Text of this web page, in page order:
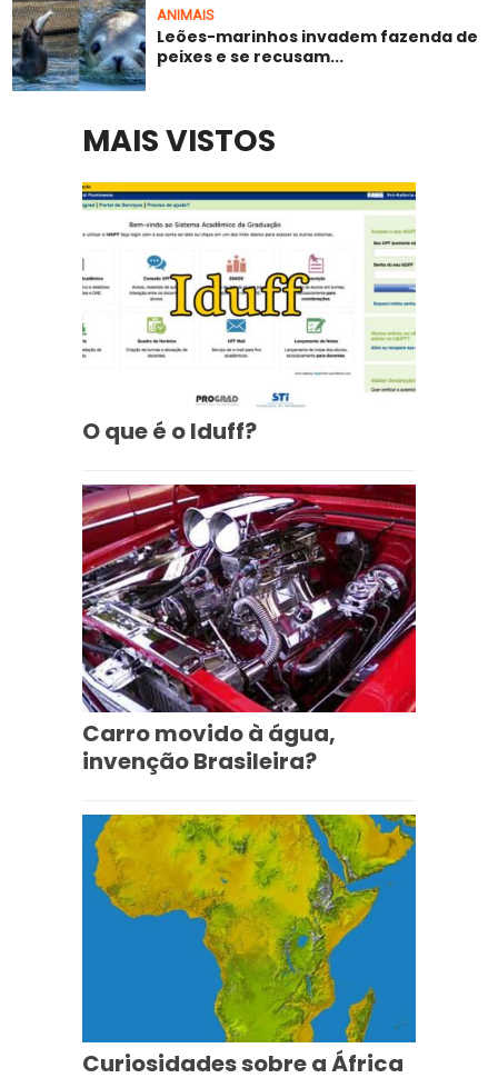
ANIMAIS
Leões-marinhos invadem fazenda de
peixes e se recusam...
MAIS VISTOS
O que é o Iduff?
Carro movido à água,
invenção Brasileira?
Curiosidades sobre a África